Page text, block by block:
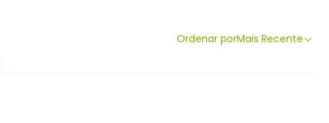
Ordenar porMais Recente